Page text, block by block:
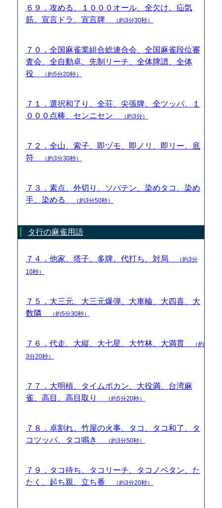
６９．攻める、１０００オール、全欠け、疝気
筋、宣言ドラ、宣言牌
（約3分30秒）
７０．全国麻雀業組合総連合会、全国麻雀段位審
査会、全自動卓、先制リーチ、全体牌譜、全体
役
（約5分20秒）
７１．選択和了り、全荘、尖張牌、全ツッパ、１
０００点棒、センニセン
（約3分）
７２．全山、索子、即ヅモ、即ノリ、即リー、底
符
（約3分30秒）
７３．素点、外切り、ソバテン、染めタコ、染め
手、染める
（約3分50秒）
タ行の麻雀用語
７４．他家、塔子、多牌、代打ち、対局
（約3分
10秒）
７５．大三元、大三元爆弾、大車輪、大四喜、大
数隣
（約5分30秒）
７６．代走、大縦、大七星、大竹林、大満貫
（約
3分20秒）
７７．大明槓、タイムボカン、大役満、台湾麻
雀、高目、高目取り
（約5分20秒）
７８．卓割れ、竹屋の火事、タコ、タコ和了、タ
コツッパ、タコ鳴き
（約3分50秒）
７９．タコ待ち、タコリーチ、タコノベタン、た
たく、起ち親、立ち番
（約3分20秒）